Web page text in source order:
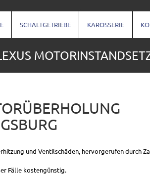
SCHALTGETRIEBE KAROSSERIE
und Ventilschäden, hervorgerufen durch
Fälle kostengünstig.